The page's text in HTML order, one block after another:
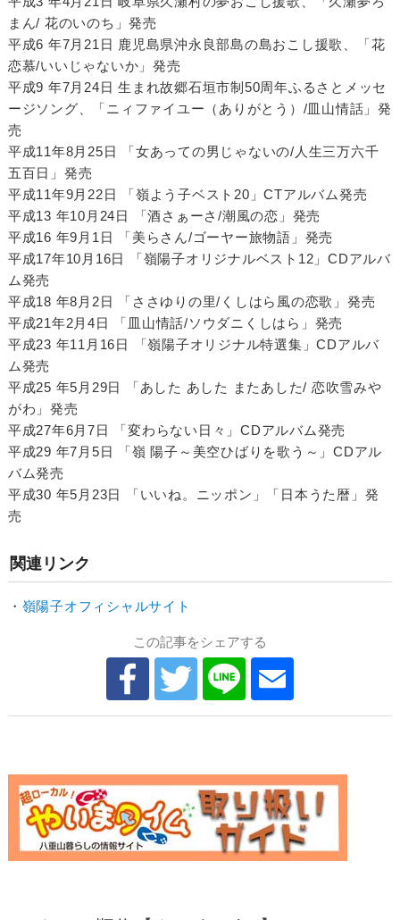
まん/ 花のいのち」発売
平成6 年7月21日 鹿児島県沖永良部島の島おこし援歌、「花
恋慕/いいじゃないか」発売
平成9 年7月24日 生まれ故郷石垣市制50周年ふるさとメッセ
ージソング、「ニィファイユー（ありがとう）/皿山情話」発
売
平成11年8月25日 「女あっての男じゃないの/人生三万六千
五百日」発売
平成11年9月22日 「嶺よう子ベスト20」CTアルバム発売
平成13 年10月24日 「酒さぁーさ/潮風の恋」発売
平成16 年9月1日 「美らさん/ゴーヤー旅物語」発売
平成17年10月16日 「嶺陽子オリジナルベスト12」CDアルバ
ム発売
平成18 年8月2日 「ささゆりの里/くしはら風の恋歌」発売
平成21年2月4日 「皿山情話/ソウダニくしはら」発売
平成23 年11月16日 「嶺陽子オリジナル特選集」CDアルバ
ム発売
平成25 年5月29日 「あした あした またあした/ 恋吹雪みや
がわ」発売
平成27年6月7日 「変わらない日々」CDアルバム発売
平成29 年7月5日 「嶺 陽子～美空ひばりを歌う～」CDアル
バム発売
平成30 年5月23日 「いいね。ニッポン」「日本うた暦」発
売
関連リンク
・ 嶺陽子オフィシャルサイト
この記事をシェアする